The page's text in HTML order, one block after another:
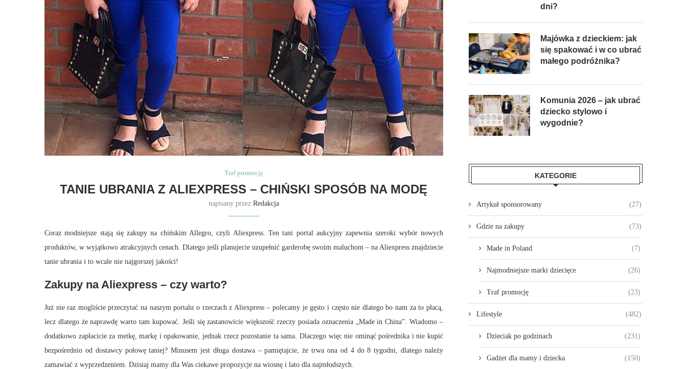
Traf promocję
TANIE UBRANIA Z ALIEXPRESS – CHIŃSKI SPOSÓB NA MODĘ
napisany przez Redakcja
Coraz modniejsze stają się zakupy na chińskim Allegro, czyli Aliexpress. Ten tani portal aukcyjny zapewnia szeroki wybór nowych
produktów, w wyjątkowo atrakcyjnych cenach. Dlatego jeśli planujecie uzupełnić garderobę swoim maluchom – na Aliexpress znajdziecie
tanie ubrania i to wcale nie najgorszej jakości!
Zakupy na Aliexpress – czy warto?
Już nie raz mogliście przeczytać na naszym portalu o rzeczach z Aliexpress – polecamy je gęsto i często nie dlatego bo nam za to płacą,
lecz dlatego że naprawdę warto tam kupować. Jeśli się zastanowicie większość rzeczy posiada oznaczenia „Made in China”. Wiadomo –
dodatkowo zapłacicie za metkę, markę i opakowanie, jednak rzecz pozostanie ta sama. Dlaczego więc nie ominąć pośrednika i nie kupić
bezpośrednio od dostawcy połowę taniej? Minusem jest długa dostawa – pamiętajcie, że trwa ona od 4 do 8 tygodni, dlatego należy
zamawiać z wyprzedzeniem. Dzisiaj mamy dla Was ciekawe propozycje na wiosnę i lato dla najmłodszych.
dni?
Majówka z dzieckiem: jak
się spakować i w co ubrać
małego podróżnika?
Komunia 2026 – jak ubrać
dziecko stylowo i
wygodnie?
KATEGORIE
Artykuł sponsorowany (27)
Gdzie na zakupy (73)
Made in Poland (7)
Najmodniejsze marki dziecięce (26)
Traf promocję (23)
Lifestyle (482)
Dzieciak po godzinach (231)
Gadżet dla mamy i dziecka (150)